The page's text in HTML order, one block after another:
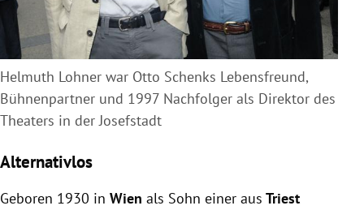
Helmuth Lohner war Otto Schenks Lebensfreund,
Bühnenpartner und 1997 Nachfolger als Direktor des
Theaters in der Josefstadt
Alternativlos
Geboren 1930 in Wien als Sohn einer aus Triest